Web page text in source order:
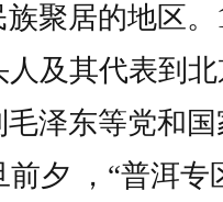
聚居的地区。
及其代表到
泽东等党和
前夕 ，“普洱专